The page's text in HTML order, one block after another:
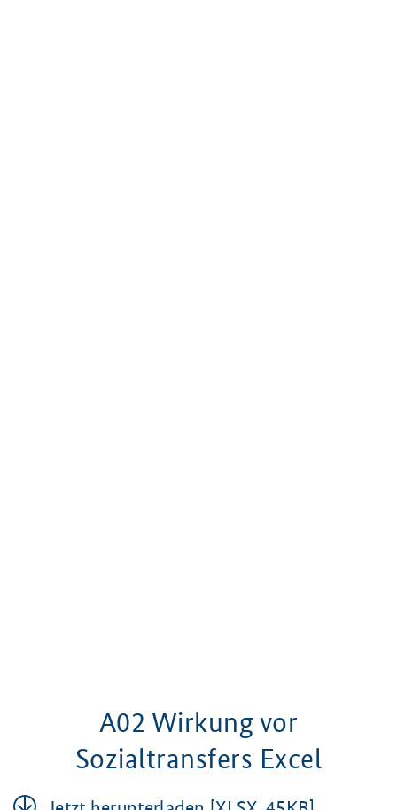
A02 Wirkung vor
Sozialtransfers Excel